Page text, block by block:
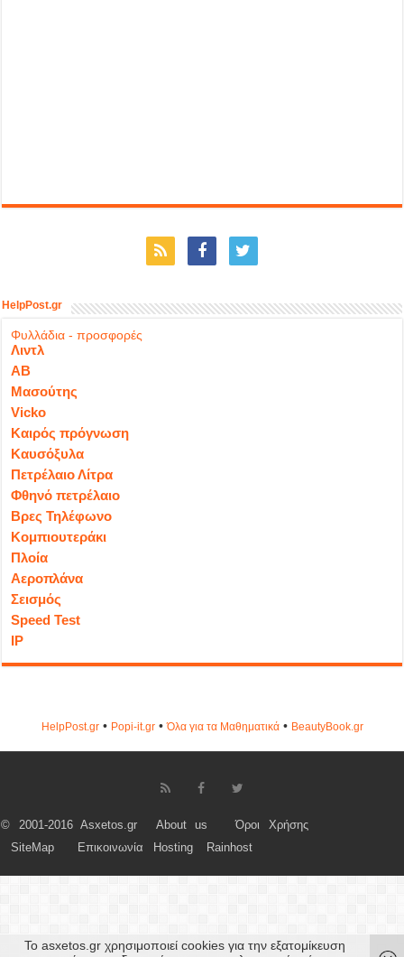
HelpPost.gr
Φυλλάδια - προσφορές
Λιντλ
ΑΒ
Μασούτης
Vicko
Καιρός πρόγνωση
Καυσόξυλα
Πετρέλαιο Λίτρα
Φθηνό πετρέλαιο
Βρες Τηλέφωνο
Κομπιουτεράκι
Πλοία
Αεροπλάνα
Σεισμός
Speed Test
IP
HelpPost.gr• Popi-it.gr•Όλα για τα Μαθηματικά• ΒeautyΒook.gr
© 2001-2016 Asxetos.gr About us
Όροι Χρήσης
SiteMap
Επικοινωνία Hosting Rainhost
Το asxetos.gr χρησιμοποιεί cookies για την εξατομίκευση